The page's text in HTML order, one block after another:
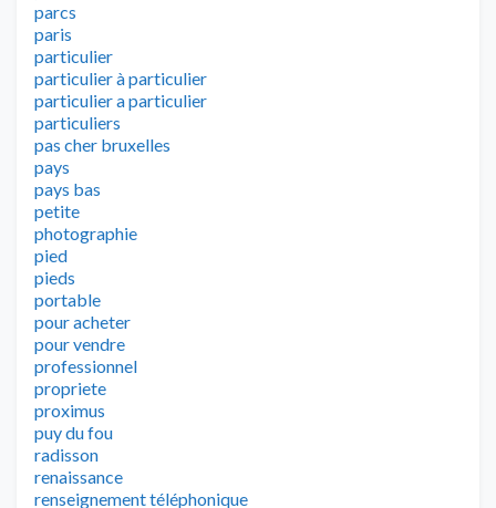
parcs
paris
particulier
particulier à particulier
particulier a particulier
particuliers
pas cher bruxelles
pays
pays bas
petite
photographie
pied
pieds
portable
pour acheter
pour vendre
professionnel
propriete
proximus
puy du fou
radisson
renaissance
renseignement téléphonique